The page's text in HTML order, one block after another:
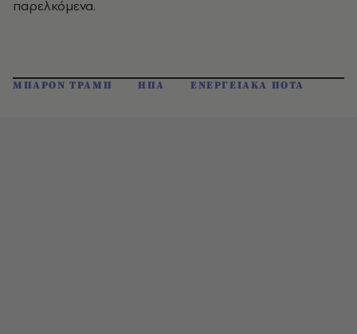
παρελκόμενα.
ΜΠΑΡΟΝ ΤΡΑΜΠ ΗΠΑ ΕΝΕΡΓΕΙΑΚΑ ΠΟΤΑ